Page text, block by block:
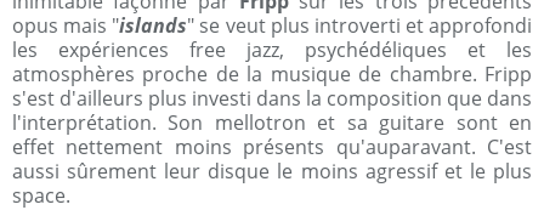
opus mais "islands" se veut plus introverti et approfondi
les expériences free jazz, psychédéliques et les
atmosphères proche de la musique de chambre. Fripp
s'est d'ailleurs plus investi dans la composition que dans
l'interprétation. Son mellotron et sa guitare sont en
effet nettement moins présents qu'auparavant. C'est
aussi sûrement leur disque le moins agressif et le plus
space.